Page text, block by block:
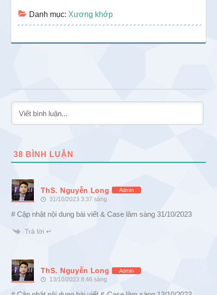
Danh mục: Xương khớp
38 BÌNH LUẬN
ThS. Nguyễn Long Admin
31/10/2023 3:37 sáng
# Cập nhật nội dung bài viết & Case lâm sàng 31/10/2023
Trả lời ↵
ThS. Nguyễn Long Admin
13/10/2023 8:46 sáng